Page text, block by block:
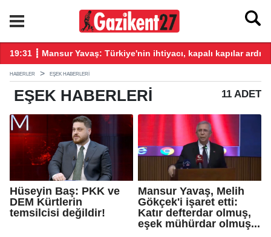
katkı vereceğiz!
19:31 ┋ Mansur Yavaş: Türkiye'nin ihtiyacı, kapalı kapılar
HABERLER EŞEK HABERLERI
EŞEK HABERLERI 11 ADET
Hüseyin Baş: PKK ve
DEM Kürtlerin
temsilcisi değildir!
Mansur Yavaş, Melih
Gökçek'i işaret etti:
Katır defterdar olmuş,
eşek mühürdar olmuş...